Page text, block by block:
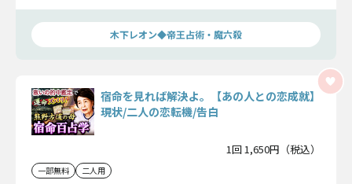
木下レオン◆帝王占術・魔六殺
宿命を見れば解決よ。【あの人との恋成就】
現状/二人の恋転機/告白
1回 1,650円（税込）
一部無料 二人用